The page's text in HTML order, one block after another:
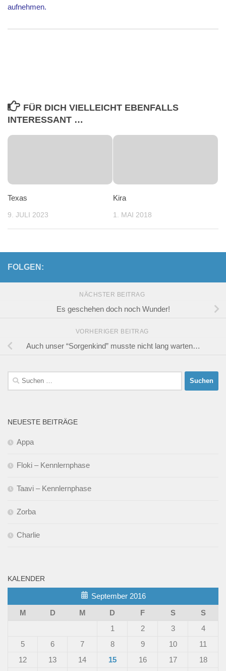
aufnehmen.
FÜR DICH VIELLEICHT EBENFALLS
INTERESSANT …
Texas
9. JULI 2023
Kira
1. MAI 2018
FOLGEN:
NÄCHSTER BEITRAG
Es geschehen doch noch Wunder!
VORHERIGER BEITRAG
Auch unser “Sorgenkind” musste nicht lang warten…
Suchen
nach:
NEUESTE BEITRÄGE
Appa
Floki – Kennlernphase
Taavi – Kennlernphase
Zorba
Charlie
KALENDER
September 2016
M
D M D F S
S
1
2 3
4
5
6 7 8 9 10
11
12
13 14 15 16 17
18